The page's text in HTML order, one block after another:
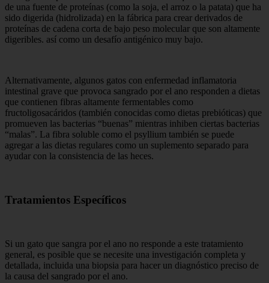
de una fuente de proteínas (como la soja, el arroz o la patata) que ha
sido digerida (hidrolizada) en la fábrica para crear derivados de
proteínas de cadena corta de bajo peso molecular que son altamente
digeribles. así como un desafío antigénico muy bajo.
Alternativamente, algunos gatos con enfermedad inflamatoria
intestinal grave que provoca sangrado por el ano responden a dietas
que contienen fibras altamente fermentables como
fructoligosacáridos (también conocidas como dietas prebióticas) que
promueven las bacterias “buenas” mientras inhiben ciertas bacterias
“malas”. La fibra soluble como el psyllium también se puede
agregar a las dietas regulares como un suplemento separado para
ayudar con la consistencia de las heces.
Tratamientos Específicos
Si un gato que sangra por el ano no responde a este tratamiento
general, es posible que se necesite una investigación completa y
detallada, incluida una biopsia para hacer un diagnóstico preciso de
la causa del sangrado por el ano.